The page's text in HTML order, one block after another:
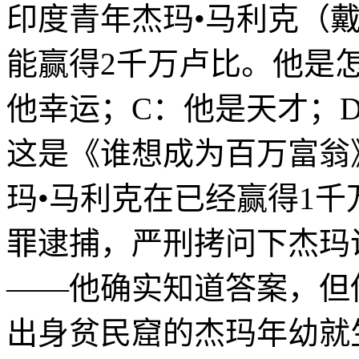
印度青年杰玛•马利克（
能赢得2千万卢比。他是
他幸运；C：他是天才；
这是《谁想成为百万富
玛•马利克在已经赢得1
罪逮捕，严刑拷问下杰
——他确实知道答案，但
出身贫民窟的杰玛年幼